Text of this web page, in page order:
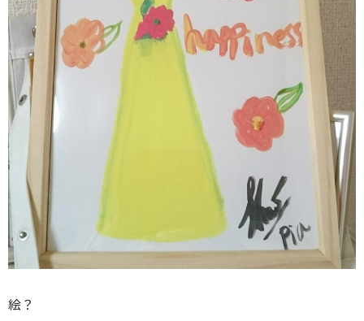
絵？